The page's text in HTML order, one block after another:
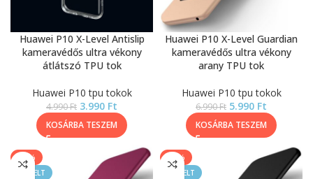
Huawei P10 X-Level Antislip
kameravédős ultra vékony
átlátszó TPU tok
Huawei P10 tpu tokok
4.990Ft 3.990 Ft
KOSÁRBA TESZEM
Huawei P10 X-Level Guardian
kameravédős ultra vékony
arany TPU tok
Huawei P10 tpu tokok
6.990Ft 5.990 Ft
KOSÁRBA TESZEM
-14%
KIEMELT
-14%
KIEMELT